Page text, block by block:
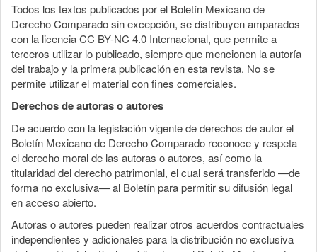
Todos los textos publicados por el Boletín Mexicano de
Derecho Comparado sin excepción, se distribuyen amparados
con la licencia CC BY-NC 4.0 Internacional, que permite a
terceros utilizar lo publicado, siempre que mencionen la autoría
del trabajo y la primera publicación en esta revista. No se
permite utilizar el material con fines comerciales.
Derechos de autoras o autores
De acuerdo con la legislación vigente de derechos de autor el
Boletín Mexicano de Derecho Comparado reconoce y respeta
el derecho moral de las autoras o autores, así como la
titularidad del derecho patrimonial, el cual será transferido —de
forma no exclusiva— al Boletín para permitir su difusión legal
en acceso abierto.
Autoras o autores pueden realizar otros acuerdos contractuales
independientes y adicionales para la distribución no exclusiva